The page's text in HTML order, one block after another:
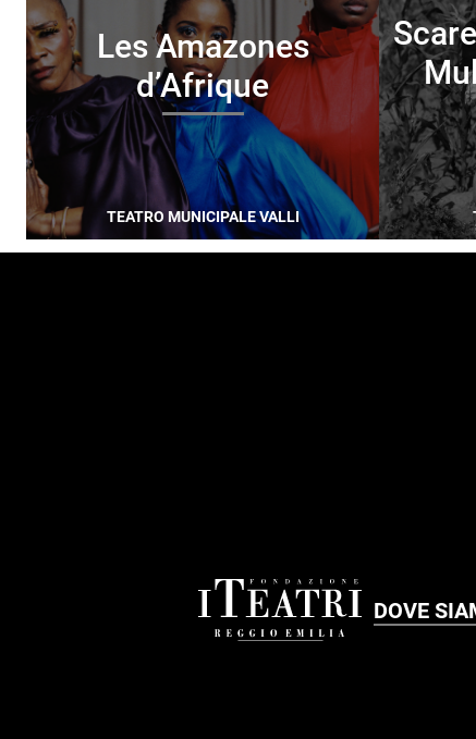
Les Amazones
d’Afrique
TEATRO MUNICIPALE VALLI
DOVE